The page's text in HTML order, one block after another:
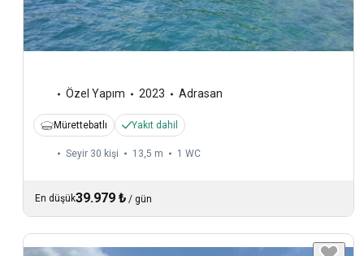
Özel Yapım 2023 Adrasan
Mürettebatlı Yakıt dahil
Seyir 30 kişi 13,5 m 1 WC
En düşük39.979 ₺ / gün